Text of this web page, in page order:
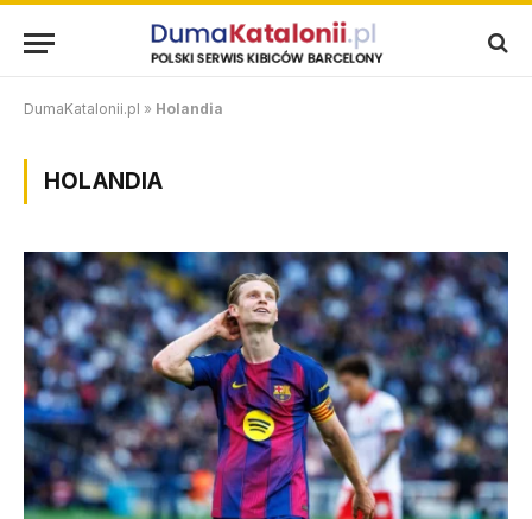
DumaKatalonii.pl » Holandia
HOLANDIA